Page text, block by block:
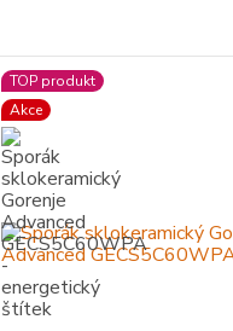
TOP produkt
Akce